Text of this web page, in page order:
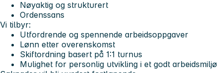
Nøyaktig og strukturert
Ordenssans
Vi tilbyr:
Utfordrende og spennende arbeidsoppgaver
Lønn etter overenskomst
Skiftordning basert på 1:1 turnus
Mulighet for personlig utvikling i et godt arbeidsmiljø